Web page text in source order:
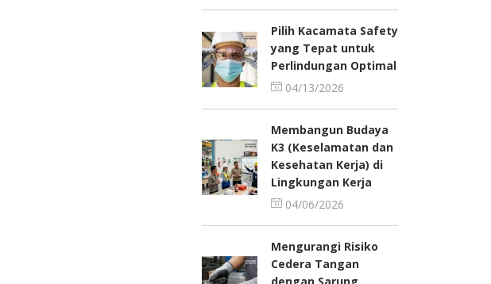
Pilih Kacamata Safety
yang Tepat untuk
Perlindungan Optimal
04/13/2026
Membangun Budaya
K3 (Keselamatan dan
Kesehatan Kerja) di
Lingkungan Kerja
04/06/2026
Mengurangi Risiko
Cedera Tangan